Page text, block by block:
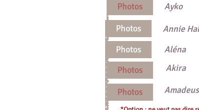
Photos
Photos
Photos
Photos
Photos Amadeus
Ayko
Annie
Akira